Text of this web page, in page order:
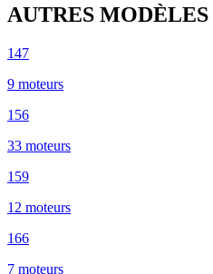
AUTRES MODÈLES
147
9 moteurs
156
33 moteurs
159
12 moteurs
166
7 moteurs